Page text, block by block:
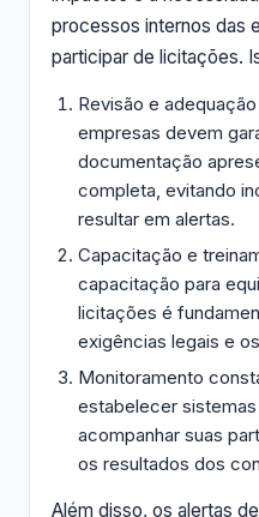
processos internos das
participar de licitações.
Revisão e
empresas devem
documentação
completa, evitando
resultar em alertas.
Capacitação e
capacitação para
licitações é
exigências legais e
Monitoramento
estabelecer
acompanhar suas
os resultados dos
Além disso, os alertas